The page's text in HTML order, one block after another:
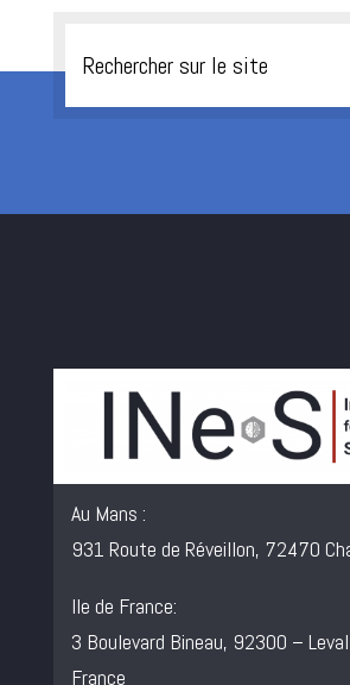
Au Mans :
931 Route de Réveillon, 72470
Ile de France:
3 Boulevard Bineau, 92300 –
France